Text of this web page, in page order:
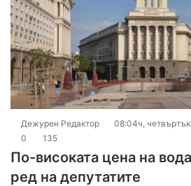
Дежурен Редактор
08:04ч,
0
135
По-високата цена на
ред на депутатите